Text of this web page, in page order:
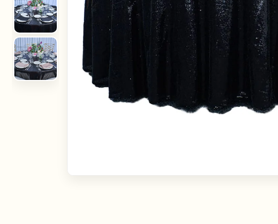
Linn
Tallinn Tartu
Toote tüüp
Müük
Kontakti viis
Kontakti läbi emaili Kontakti läbi telefoni